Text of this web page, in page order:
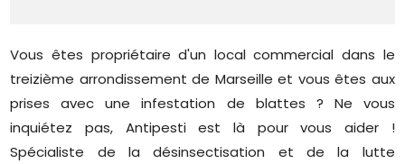
Vous êtes propriétaire d'un local commercial dans le
treizième arrondissement de Marseille et vous êtes aux
prises avec une infestation de blattes ? Ne vous
inquiétez pas, Antipesti est là pour vous aider !
Spécialiste de la désinsectisation et de la lutte